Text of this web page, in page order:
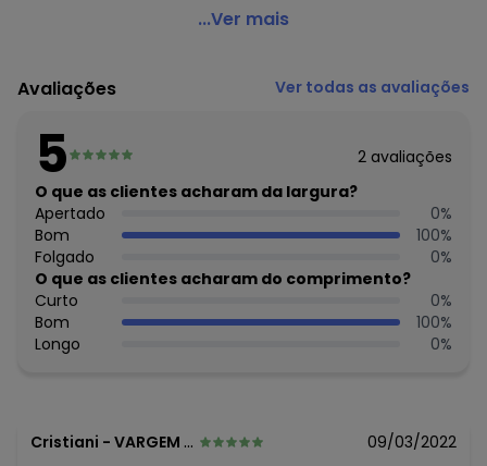
Plié - Bermuda Feminina Modeladora Plie 50069
Colecao : CONTROL LINE
...Ver mais
Avaliações Ver todas as avaliações
5 2 avaliações
O que as clientes acharam da largura?
Apertado
0%
Bom
100%
Folgado
0%
O que as clientes acharam do comprimento?
Curto
0%
Bom
100%
Longo
0%
Cristiani - VARGEM ALTA - ES 09/03/2022